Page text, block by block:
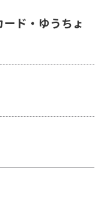
ド・ゆうちょ